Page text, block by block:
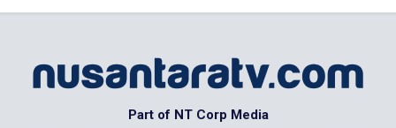
Part of NT Corp Media